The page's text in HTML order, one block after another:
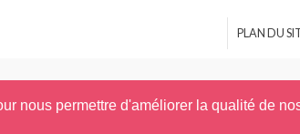
nous permettre d'améliorer la qualité de
PLAN DU